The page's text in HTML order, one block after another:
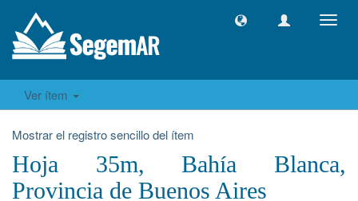
Ver ítem
Mostrar el registro sencillo del ítem
Hoja 35m, Bahía Blanca,
Provincia de Buenos Aires